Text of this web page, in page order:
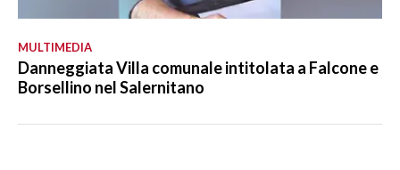
MULTIMEDIA
Danneggiata Villa comunale intitolata a Falcone e
Borsellino nel Salernitano